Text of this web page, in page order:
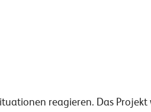
reagieren. Das Projekt